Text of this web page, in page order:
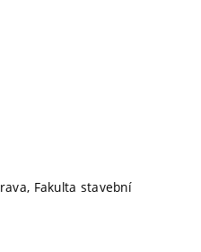
Fakulta stavební